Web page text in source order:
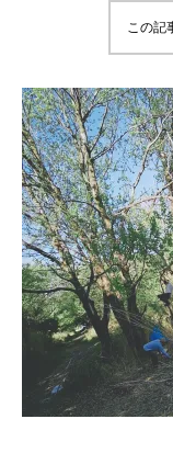
この記